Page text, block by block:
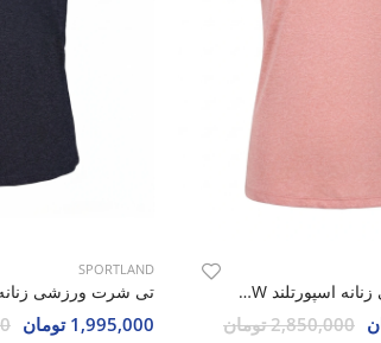
تی شرت ورزشی زنانه اسپورتلند SHIFT Force W
2,850,000 تومان
SPORTLAND
1,995,000 تومان